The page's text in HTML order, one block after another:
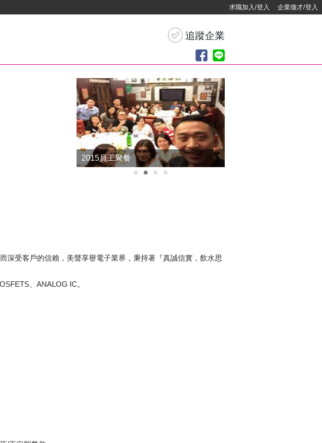
求職加入/登入 企業徵才/登入
2015員工聚餐
深受客戶的信賴，美聲享譽電子業界，秉持著『真誠信實，飲水思
、ANALOG IC。